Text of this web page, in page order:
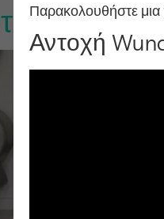
Wunda
Παρακολουθήστε
Αντοχή